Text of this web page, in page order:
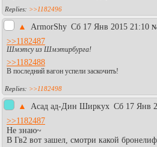
>>1182496
▲ АrmorShy Сб 17 Янв 2015 21:10
>>1182487
Шмэтсу из Шмэтирбурга!
>>1182488
В последний вагон успели заскочить!
>>1182498
▲ Асад ад-Дин Ширкух Сб 17 Янв
>>1182487
Не знаю~
В Гв2 вот зашел, смотри какой